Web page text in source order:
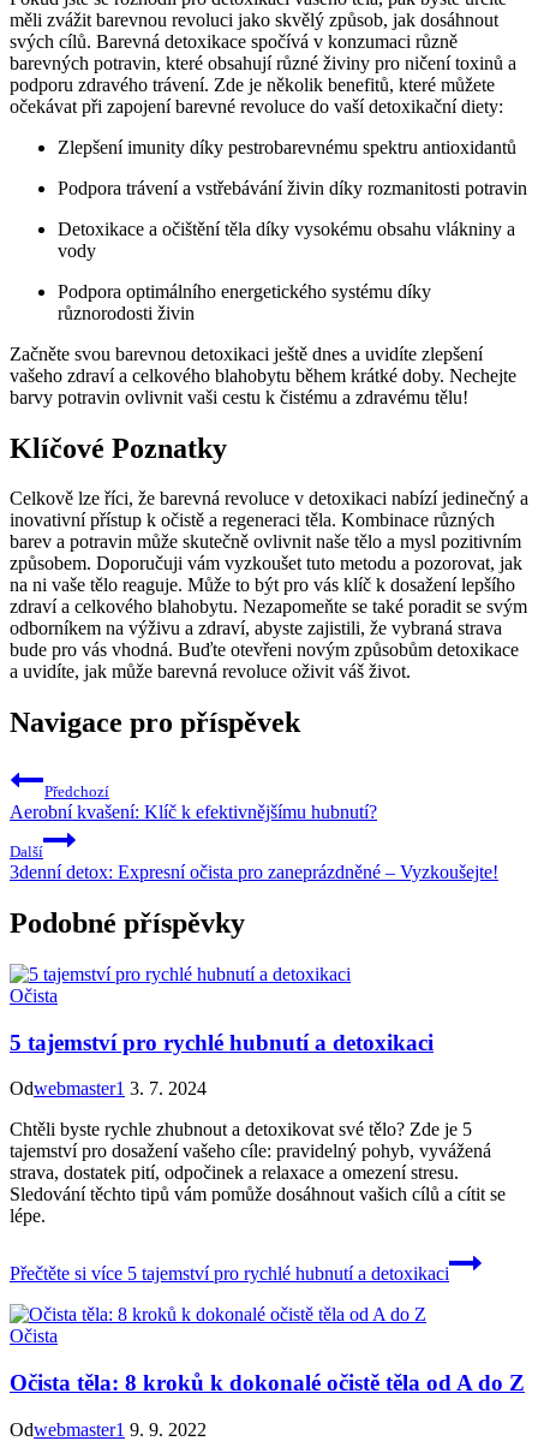
měli zvážit barevnou revoluci jako skvělý způsob, jak dosáhnout
svých cílů. Barevná detoxikace spočívá v konzumaci různě
barevných potravin, které obsahují různé živiny pro ničení toxinů a
podporu zdravého trávení. Zde je několik benefitů, které můžete
očekávat při zapojení barevné revoluce do vaší detoxikační diety:
Zlepšení imunity díky pestrobarevnému spektru antioxidantů
Podpora trávení a vstřebávání živin díky rozmanitosti potravin
Detoxikace a očištění těla díky vysokému obsahu vlákniny a
vody
Podpora optimálního energetického systému díky
různorodosti živin
Začněte svou barevnou detoxikaci ještě dnes a uvidíte zlepšení
vašeho zdraví a celkového blahobytu během krátké doby. Nechejte
barvy potravin ovlivnit vaši cestu k čistému a zdravému tělu!
Klíčové Poznatky
Celkově lze říci, že barevná revoluce v detoxikaci nabízí jedinečný a
inovativní přístup k očistě a regeneraci těla. Kombinace různých
barev a potravin může skutečně ovlivnit naše tělo a mysl pozitivním
způsobem. Doporučuji vám vyzkoušet tuto metodu a pozorovat, jak
na ni vaše tělo reaguje. Může to být pro vás klíč k dosažení lepšího
zdraví a celkového blahobytu. Nezapomeňte se také poradit se svým
odborníkem na výživu a zdraví, abyste zajistili, že vybraná strava
bude pro vás vhodná. Buďte otevřeni novým způsobům detoxikace
a uvidíte, jak může barevná revoluce oživit váš život.
Navigace pro příspěvek
Předchozí
Aerobní kvašení: Klíč k efektivnějšímu hubnutí?
Další
3denní detox: Expresní očista pro zaneprázdněné – Vyzkoušejte!
Podobné příspěvky
Očista
5 tajemství pro rychlé hubnutí a detoxikaci
Odwebmaster1 3. 7. 2024
Chtěli byste rychle zhubnout a detoxikovat své tělo? Zde je 5
tajemství pro dosažení vašeho cíle: pravidelný pohyb, vyvážená
strava, dostatek pití, odpočinek a relaxace a omezení stresu.
Sledování těchto tipů vám pomůže dosáhnout vašich cílů a cítit se
lépe.
Přečtěte si více 5 tajemství pro rychlé hubnutí a detoxikaci
Očista
Očista těla: 8 kroků k dokonalé očistě těla od A do Z
Odwebmaster1 9. 9. 2022